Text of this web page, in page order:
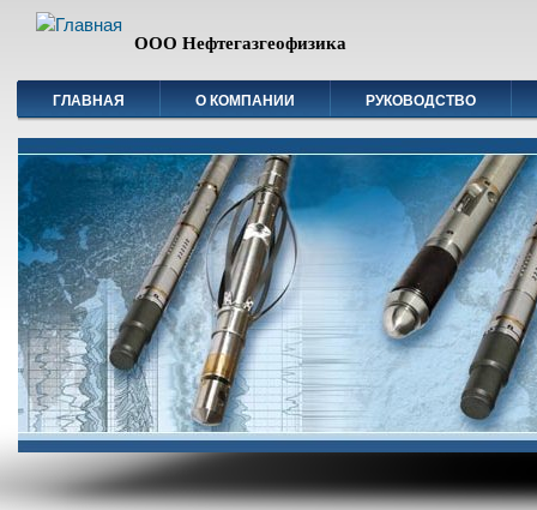
ООО Нефтегазгеофизика
ГЛАВНАЯ О КОМПАНИИ РУКОВОДСТВО